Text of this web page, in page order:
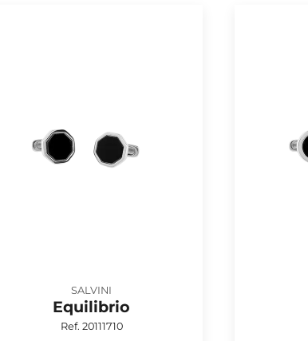
SALVINI
Equilibrio
Ref. 20111710